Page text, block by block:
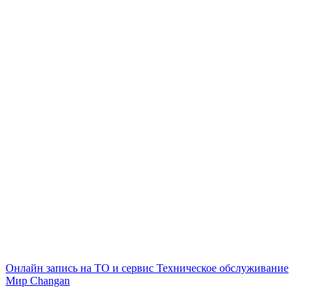
Онлайн запись на ТО и сервис Техническое обслуживание
Мир Changan